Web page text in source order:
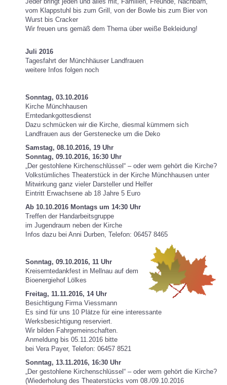
vom Klappstuhl bis zum Grill, von der Bowle bis zum Bier von
Wurst bis Cracker
Wir freuen uns gemäß dem Thema über weiße Bekleidung!
Juli 2016
Tagesfahrt der Münchhäuser Landfrauen
weitere Infos folgen noch
Sonntag, 03.10.2016
Kirche Münchhausen
Erntedankgottesdienst
Dazu schmücken wir die Kirche, diesmal kümmern sich
Landfrauen aus der Gerstenecke um die Deko
Samstag, 08.10.2016, 19 Uhr
Sonntag, 09.10.2016, 16:30 Uhr
„Der gestohlene Kirchenschlüssel“ – oder wem gehört die Kirche?
Volkstümliches Theaterstück in der Kirche Münchhausen unter
Mitwirkung ganz vieler Darsteller und Helfer
Eintritt Erwachsene ab 18 Jahre 5 Euro
Ab 10.10.2016 Montags um 14:30 Uhr
Treffen der Handarbeitsgruppe
im Jugendraum neben der Kirche
Infos dazu bei Anni Durben, Telefon: 06457 8465
Sonntag, 09.10.2016, 11 Uhr
Kreiserntedankfest in Mellnau auf dem
Bioenergiehof Lölkes
Freitag, 11.11.2016, 14 Uhr
Besichtigung Firma Viessmann
Es sind für uns 10 Plätze für eine interessante
Werksbesichtigung reserviert.
Wir bilden Fahrgemeinschaften.
Anmeldung bis 05.11.2016 bitte
bei Vera Payer, Telefon: 06457 8521
Sonntag, 13.11.2016, 16:30 Uhr
„Der gestohlene Kirchenschlüssel“ – oder wem gehört die Kirche?
(Wiederholung des Theaterstücks vom 08./09.10.2016